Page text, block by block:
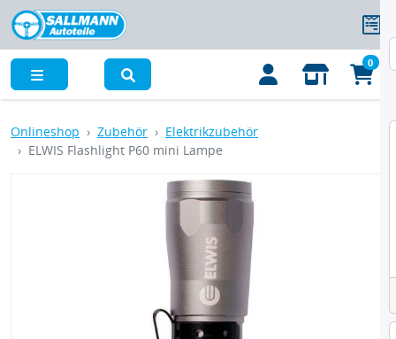
0
Onlineshop Zubehör
Elektrikzubehör
ELWIS Flashlight P60 mini Lampe